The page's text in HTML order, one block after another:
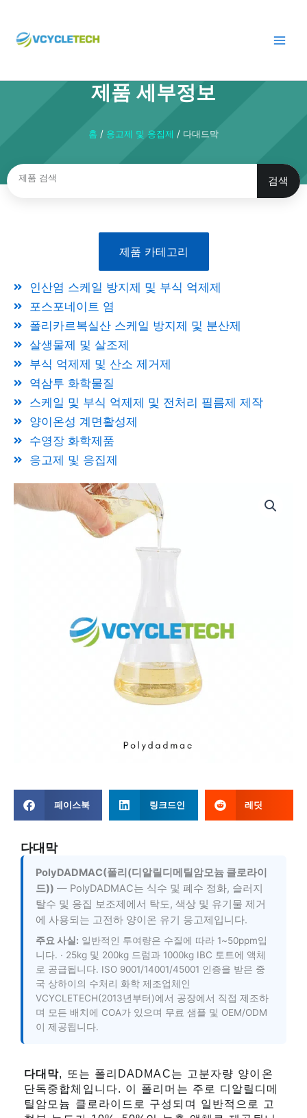
제품 세부정보
홈 / 응고제 및 응집제 / 다대드막
검색
제품 카테고리
인산염 스케일 방지제 및 부식 억제제
포스포네이트 염
폴리카르복실산 스케일 방지제 및 분산제
살생물제 및 살조제
부식 억제제 및 산소 제거제
역삼투 화학물질
스케일 및 부식 억제제 및 전처리 필름제 제작
양이온성 계면활성제
수영장 화학제품
응고제 및 응집제
페이스북 링크드인 레딧
다대막
PolyDADMAC(폴리(디알릴디메틸암모늄 클로라이
드)) — PolyDADMAC는 식수 및 폐수 정화, 슬러지
탈수 및 응집 보조제에서 탁도, 색상 및 유기물 제거
에 사용되는 고전하 양이온 유기 응고제입니다.
주요 사실: 일반적인 투여량은 수질에 따라 1~50ppm입
니다. · 25kg 및 200kg 드럼과 1000kg IBC 토트에 액체
로 공급됩니다. ISO 9001/14001/45001 인증을 받은 중
국 상하이의 수처리 화학 제조업체인
VCYCLETECH(2013년부터)에서 공장에서 직접 제조하
며 모든 배치에 COA가 있으며 무료 샘플 및 OEM/ODM
이 제공됩니다.
다대막, 또는 폴리DADMAC는 고분자량 양이온
단독중합체입니다. 이 폴리머는 주로 디알릴디메
틸암모늄 클로라이드로 구성되며 일반적으로 고